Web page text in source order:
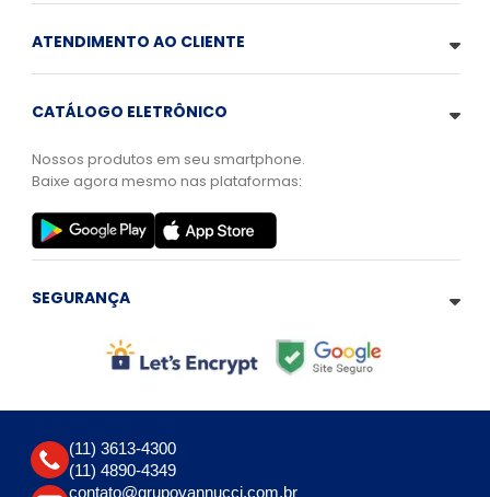
ATENDIMENTO AO CLIENTE
CATÁLOGO ELETRÔNICO
Nossos produtos em seu smartphone.
Baixe agora mesmo nas plataformas:
SEGURANÇA
(11) 3613-4300
(11) 4890-4349
contato@grupovannucci.com.br